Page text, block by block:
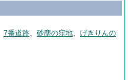
7番道路、 砂塵の窪地、 げきりんの